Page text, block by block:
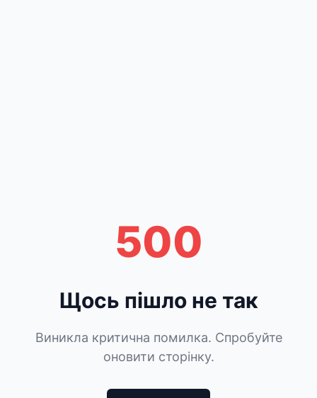
500
Щось пішло не так
Виникла критична помилка. Спробуйте
оновити сторінку.